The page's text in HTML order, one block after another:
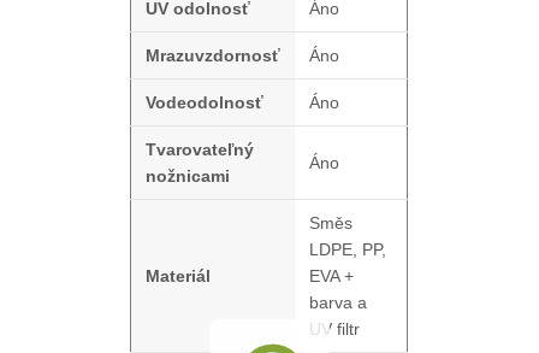
UV odolnosť Áno
Mrazuvzdornosť Áno
Vodeodolnosť Áno
Tvarovateľný
nožnicami
Áno
Materiál
Směs
LDPE, PP,
EVA +
barva a
UV filtr